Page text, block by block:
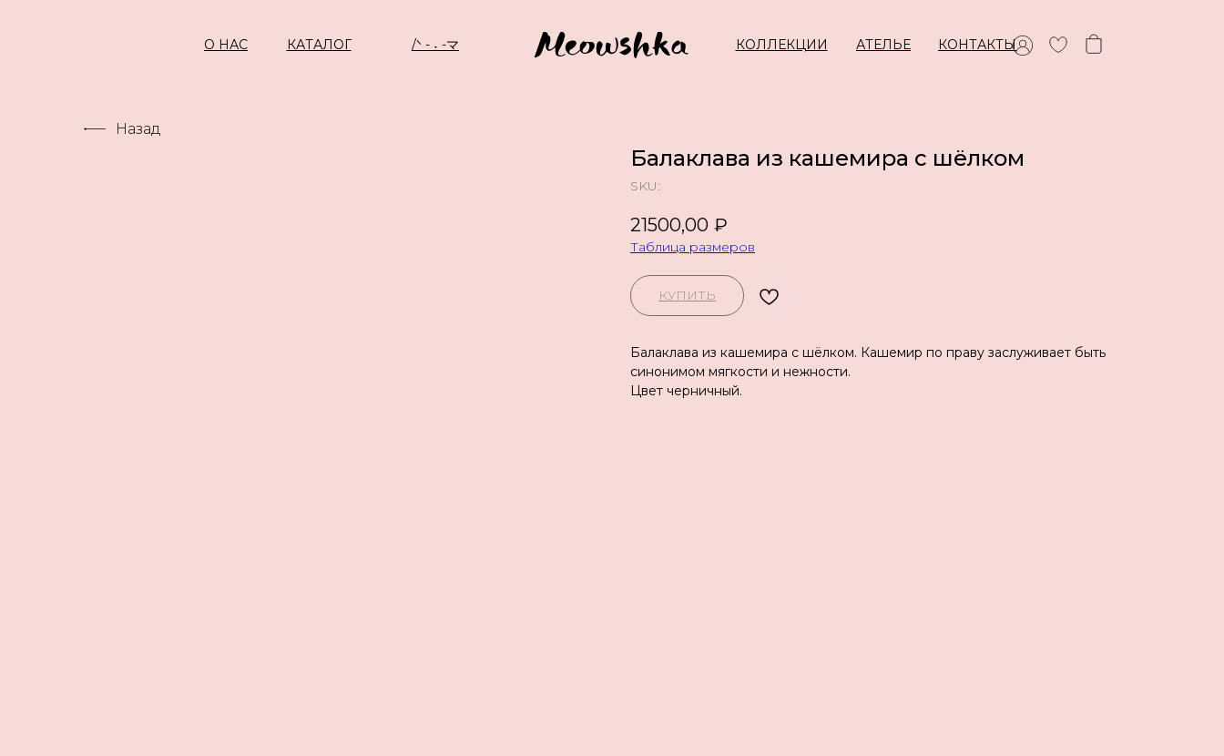
КАТАЛОГ
О НАС АТЕЛЬЕ
КОЛЛЕКЦИИ КОНТАКТЫ
/ᐠ - ˕ -マ
Назад
Балаклава из кашемира с шёлком
SKU:
21500,00 ₽
Таблица размеров
КУПИТЬ
Балаклава из кашемира с шёлком. Кашемир по праву заслуживает быть
синонимом мягкости и нежности.
Цвет черничный.